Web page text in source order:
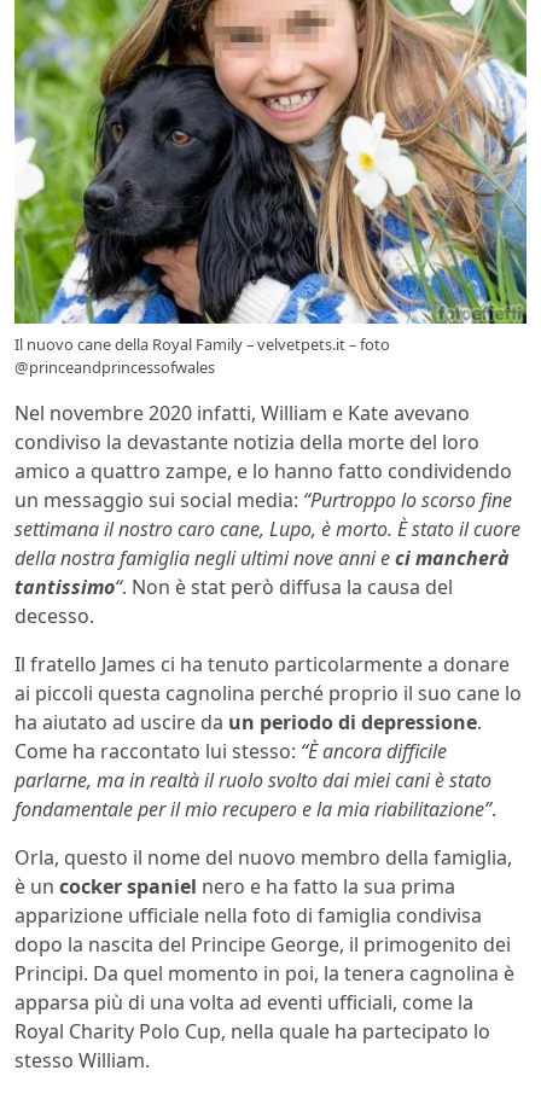
Il nuovo cane della Royal Family – velvetpets.it – foto
@princeandprincessofwales
Nel novembre 2020 infatti, William e Kate avevano
condiviso la devastante notizia della morte del loro
amico a quattro zampe, e lo hanno fatto condividendo
un messaggio sui social media: “Purtroppo lo scorso fine
settimana il nostro caro cane, Lupo, è morto. È stato il cuore
della nostra famiglia negli ultimi nove anni eci mancherà
tantissimo“. Non è stat però diffusa la causa del
decesso.
Il fratello James ci ha tenuto particolarmente a donare
ai piccoli questa cagnolina perché proprio il suo cane lo
ha aiutato ad uscire da un periodo di depressione.
Come ha raccontato lui stesso: “È ancora difficile
parlarne, ma in realtà il ruolo svolto dai miei cani è stato
fondamentale per il mio recupero e la mia riabilitazione”.
Orla, questo il nome del nuovo membro della famiglia,
è un cocker spaniel nero e ha fatto la sua prima
apparizione ufficiale nella foto di famiglia condivisa
dopo la nascita del Principe George, il primogenito dei
Principi. Da quel momento in poi, la tenera cagnolina è
apparsa più di una volta ad eventi ufficiali, come la
Royal Charity Polo Cup, nella quale ha partecipato lo
stesso William.